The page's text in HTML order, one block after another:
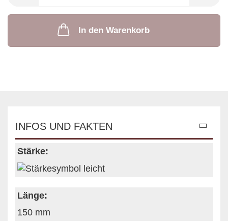
In den Warenkorb
INFOS UND FAKTEN
Stärke:
Länge:
150 mm